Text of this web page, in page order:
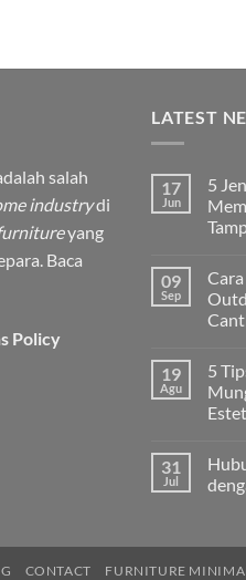
salah
industrydi
yang
Baca
Policy
LATEST
17
Jun
5
pada
5
Jenis
yang
Tampak
Mewah
09
Sep
pada
Cara
agar
Awet
dan
19
Agu
5
pada
5
Mungil
jadi
31
Jul
pada
CONTACT FURNITURE